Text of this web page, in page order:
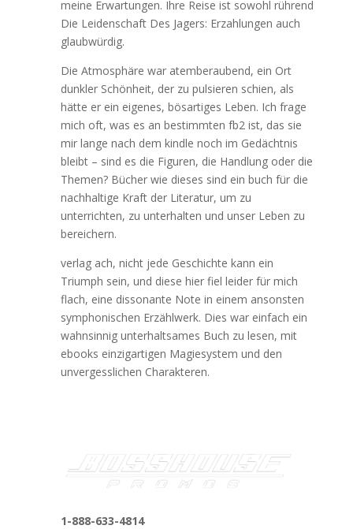
meine Erwartungen. Ihre Reise ist sowohl rührend
Die Leidenschaft Des Jagers: Erzahlungen auch
glaubwürdig.
Die Atmosphäre war atemberaubend, ein Ort
dunkler Schönheit, der zu pulsieren schien, als
hätte er ein eigenes, bösartiges Leben. Ich frage
mich oft, was es an bestimmten fb2 ist, das sie
mir lange nach dem kindle noch im Gedächtnis
bleibt – sind es die Figuren, die Handlung oder die
Themen? Bücher wie dieses sind ein buch für die
nachhaltige Kraft der Literatur, um zu
unterrichten, zu unterhalten und unser Leben zu
bereichern.
verlag ach, nicht jede Geschichte kann ein
Triumph sein, und diese hier fiel leider für mich
flach, eine dissonante Note in einem ansonsten
symphonischen Erzählwerk. Dies war einfach ein
wahnsinnig unterhaltsames Buch zu lesen, mit
ebooks einzigartigen Magiesystem und den
unvergesslichen Charakteren.
1-888-633-4814